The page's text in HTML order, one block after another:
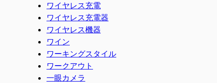
ワイヤレス充電
ワイヤレス充電器
ワイヤレス機器
ワイン
ワーキングスタイル
ワークアウト
一眼カメラ